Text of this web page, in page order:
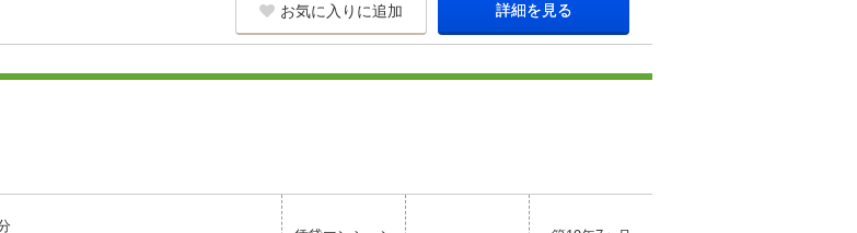
お気に入りに追加 詳細を見る